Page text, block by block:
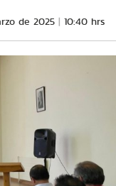
de 2025 10:40 hrs